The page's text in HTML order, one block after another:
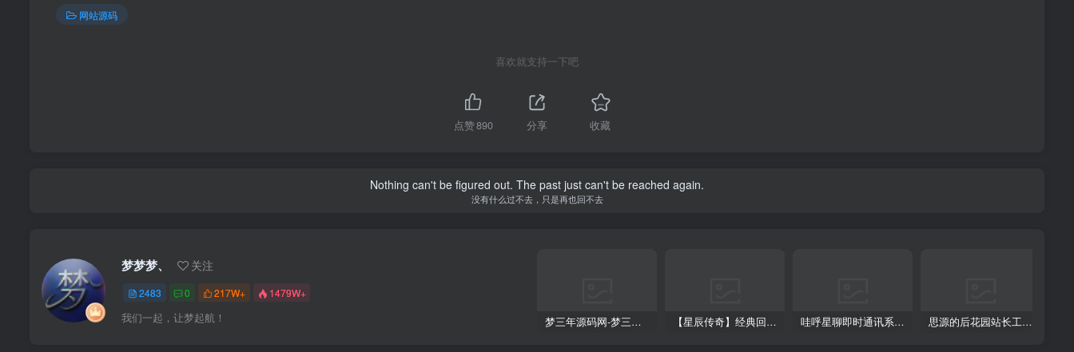
网站源码
喜欢就支持一下吧
点赞890 分享 收藏
Nothing can't be figured out. The past just can't be reached again.
没有什么过不去，只是再也回不去
梦梦梦、 关注
2483 0 217W+ 1479W+
我们一起，让梦起航！ 梦三年源码网-梦三年ym会员代理详情 【星辰传奇】经典回合制手游+安卓端+GM工具+详细搭建教程 哇呼星聊即时通讯系统源码 Android+iOS+PC三端 附教程 思源的后花园站长工具箱EMLOG模板源码